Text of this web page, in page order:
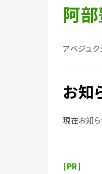
阿
アベジュク
お知
現在お知
[PR]